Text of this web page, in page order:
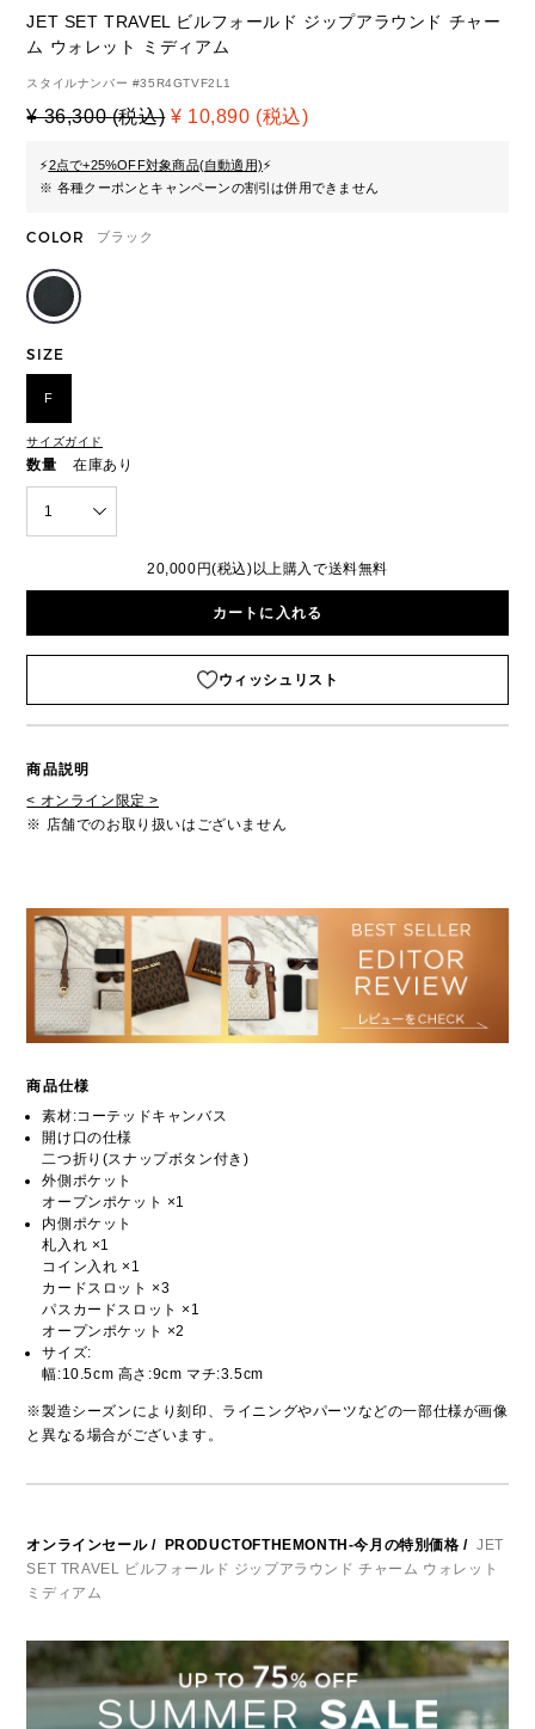
JET SET TRAVEL ビルフォールド ジップアラウンド チャー
ム ウォレット ミディアム
スタイルナンバー #35R4GTVF2L1
¥ 36,300 (税込) ¥ 10,890 (税込)
⚡2点で+25%OFF対象商品(自動適用)⚡
※ 各種クーポンとキャンペーンの割引は併用できません
COLOR ブラック
SIZE
F
サイズガイド
数量 在庫あり
1
20,000円(税込)以上購入で送料無料
カートに入れる
ウィッシュリスト
商品説明
< オンライン限定 >
※ 店舗でのお取り扱いはございません
商品仕様
素材:コーテッドキャンバス
開け口の仕様
二つ折り(スナップボタン付き)
外側ポケット
オープンポケット ×1
内側ポケット
札入れ ×1
コイン入れ ×1
カードスロット ×3
パスカードスロット ×1
オープンポケット ×2
サイズ:
幅:10.5cm 高さ:9cm マチ:3.5cm
※製造シーズンにより刻印、ライニングやパーツなどの一部仕様が画像
と異なる場合がございます。
オンラインセール/ PRODUCTOFTHEMONTH-今月の特別価格 / JET
SET TRAVEL ビルフォールド ジップアラウンド チャーム ウォレット
ミディアム